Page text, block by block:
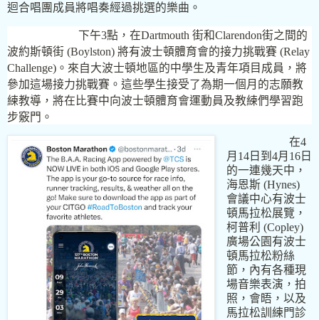
迴合唱團成員將唱奏經過挑選的樂曲。
下午3點，在Dartmouth 街和Clarendon街之間的
波約斯頓街 (Boylston) 將有波士頓體育會的接力挑戰賽 (Relay
Challenge) 。來自大波士頓地區的中學生及青年項目成員，將
參加這場接力挑戰賽。這些學生接受了為期一個月的志願教
練教導，將在比賽中向波士頓體育會運動員及教練們學習跑
步竅門。
在4
月 14日到 4月 16日
的一連幾天中，
海恩斯(Hynes)
會議中心有波士
頓馬拉松展覽，
柯普利 (Copley)
廣場公園有波士
頓馬拉松粉絲
節，內有各種現
場音樂表演，拍
照，會晤，以及
馬拉松訓練門診